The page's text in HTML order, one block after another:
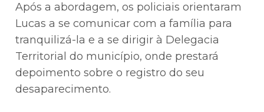
Após a abordagem, os policiais orientaram
Lucas a se comunicar com a família para
tranquilizá-la e a se dirigir à Delegacia
Territorial do município, onde prestará
depoimento sobre o registro do seu
desaparecimento.